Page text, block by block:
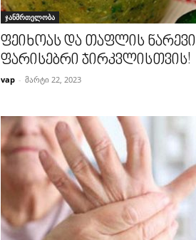
ჯანმრთელობა
ფეიხოას და თაფლის ნარევი
ფარისებრი ჯირკვლისთვის!
vap - მარტი 22, 2023